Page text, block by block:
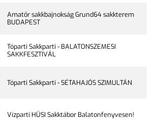
Amatőr sakkbajnokság Grund64 sakkterem
BUDAPEST
Tóparti Sakkparti - BALATONSZEMESI
SAKKFESZTIVÁL
Tóparti Sakkparti - SÉTAHAJÓS SZIMULTÁN
Vízparti HÜSI Sakktábor Balatonfenyvesen!